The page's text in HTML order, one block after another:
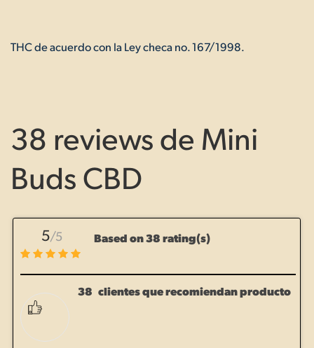
THC de acuerdo con la Ley checa no. 167/1998.
38 reviews de Mini
Buds CBD
5/5 Based on 38 rating(s)
38 clientes que recomiendan producto